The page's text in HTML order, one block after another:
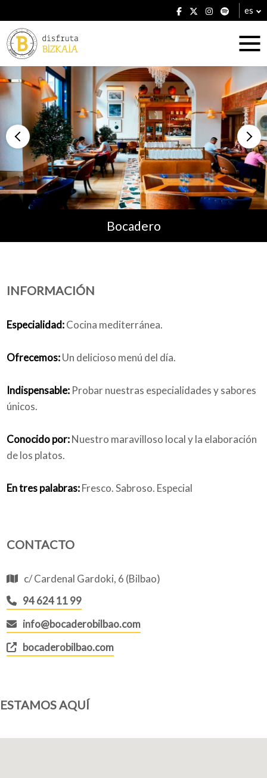
es
Alojamientos
Restaurantes
Planes
Añade tu negocio
Bocadero
INFORMACIÓN
Especialidad:Cocina mediterránea.
Ofrecemos:Un delicioso menú del día.
Indispensable: Probar nuestras especialidades y sabores
únicos.
Conocido por:Nuestro maravilloso local y la elaboración
de los platos.
En tres palabras:Fresco. Sabroso. Especial
CONTACTO
c/ Cardenal Gardoki, 6 (Bilbao)
94 624 11 99
info@bocaderobilbao.com
bocaderobilbao.com
ESTAMOS AQUÍ